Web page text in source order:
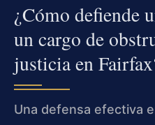
¿Cómo defiende
un cargo de
justicia en
Una defensa efectiva